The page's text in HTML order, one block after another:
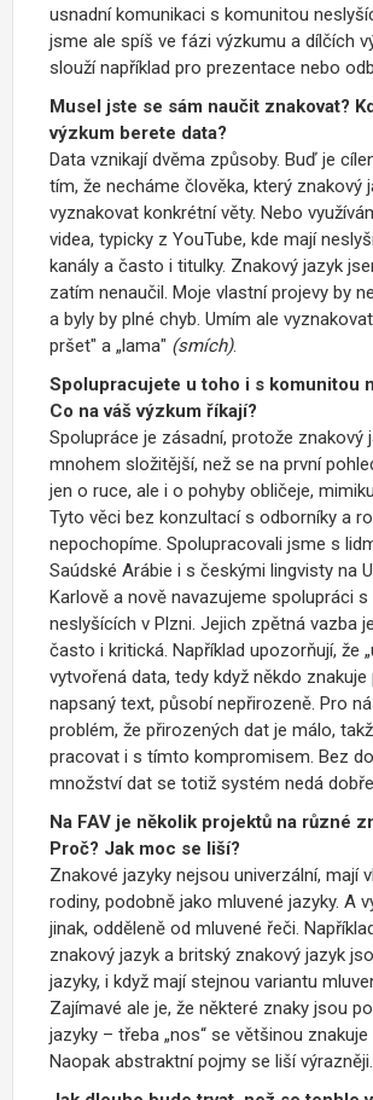
usnadní komunikaci s komunitou
jsme ale spíš ve fázi výzkumu a dílčích
slouží například pro prezentace nebo
Musel jste se sám naučit znakovat?
výzkum berete data?
Data vznikají dvěma způsoby. Buď je
tím, že necháme člověka, který znakový
vyznakovat konkrétní věty. Nebo
videa, typicky z YouTube, kde mají
kanály a často i titulky. Znakový jazyk
zatím nenaučil. Moje vlastní projevy by
a byly by plné chyb. Umím ale
pršet" a „lama" (smích).
Spolupracujete u toho i s komunitou
Co na váš výzkum říkají?
Spolupráce je zásadní, protože znakový
mnohem složitější, než se na první
jen o ruce, ale i o pohyby obličeje,
Tyto věci bez konzultací s odborníky a
nepochopíme. Spolupracovali jsme s
Saúdské Arábie i s českými lingvisty na
Karlově a nově navazujeme spolupráci
neslyšících v Plzni. Jejich zpětná vazba
často i kritická. Například upozorňují, že
vytvořená data, tedy když někdo znakuje
napsaný text, působí nepřirozeně. Pro
problém, že přirozených dat je málo,
pracovat i s tímto kompromisem. Bez
množství dat se totiž systém nedá
Na FAV je několik projektů na různé
Proč? Jak moc se liší?
Znakové jazyky nejsou univerzální, mají
rodiny, podobně jako mluvené jazyky. A
jinak, odděleně od mluvené řeči.
znakový jazyk a britský znakový jazyk
jazyky, i když mají stejnou variantu
Zajímavé ale je, že některé znaky jsou
jazyky – třeba „nos“ se většinou znakuje
Naopak abstraktní pojmy se liší výrazněji.